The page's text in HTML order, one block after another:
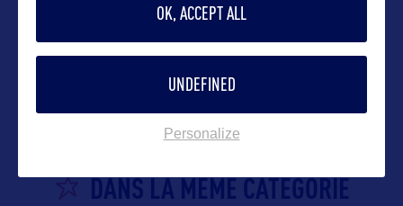
DANS LA MÊME CATEGORIE
OK, ACCEPT ALL
UNDEFINED
Personalize